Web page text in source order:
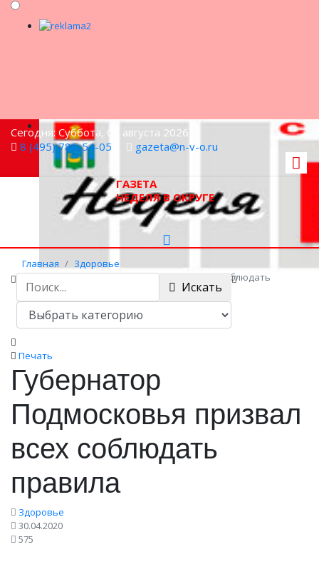
Сегодня: Суббота, 08 августа 2026
8 (495) 786-54-05
gazeta@n-v-o.ru
ГАЗЕТА
НЕДЕЛЯ В ОКРУГЕ
Главная
Здоровье
Губернатор Подмосковья призвал всех соблюдать
правила
Искать
Печать
Губернатор
Подмосковья призвал
всех соблюдать
правила
Здоровье
30.04.2020
575